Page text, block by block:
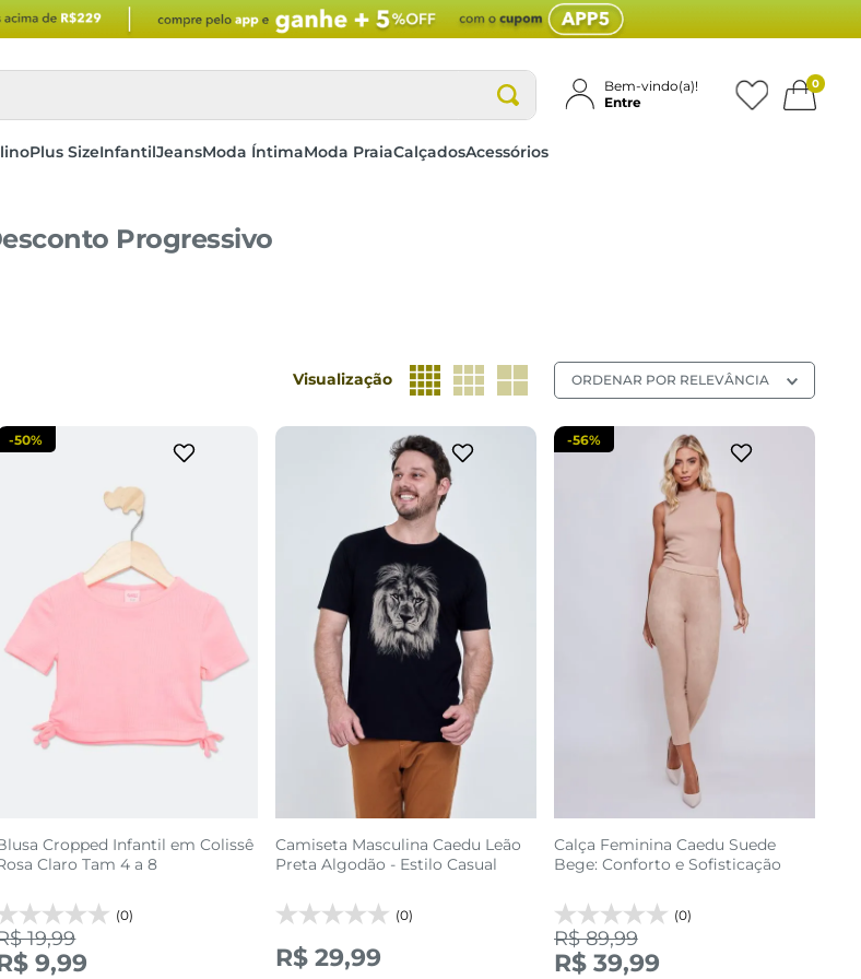
Bem-vindo(a)!
Entre
0
Plus SizeInfantilJeansModa ÍntimaModa PraiaCalçadosAcessórios
Progressivo
Visualização ORDENAR POR RELEVÂNCIA
Cropped Infantil em Colissê
Claro Tam 4 a 8
(0)
-50%
19,99
9,99
Camiseta Masculina Caedu Leão
Preta Algodão - Estilo Casual
(0)
R$ 29,99
Calça Feminina Caedu Suede
Bege: Conforto e Sofisticação
(0)
-56%
R$ 89,99
R$ 39,99